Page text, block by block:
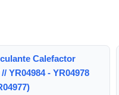
Calefactor
YR04984 - YR04978